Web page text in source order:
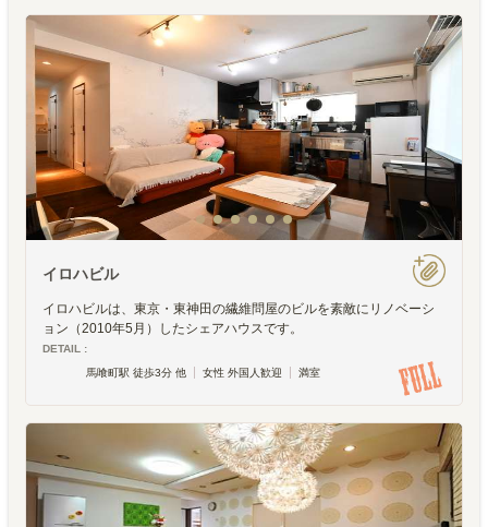
イロハビル
イロハビルは、東京・東神田の繊維問屋のビルを素敵にリノベーシ
ョン（2010年5月）したシェアハウスです。
DETAIL :
馬喰町駅 徒歩3分 他
女性 外国人歓迎 満室